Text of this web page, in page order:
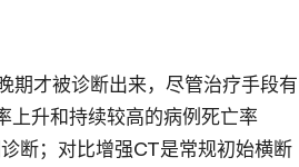
期才被诊断出来，尽管治疗手段有
上升和持续较高的病例死亡率
断；对比增强CT是常规初始横断